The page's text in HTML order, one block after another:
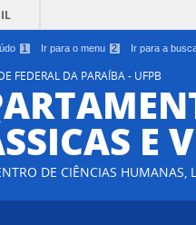
1 Ir para o menu 2 Ir para a
FEDERAL DA PARAÍBA - UFPB
E
DE CIÊNCIAS HUMANAS,